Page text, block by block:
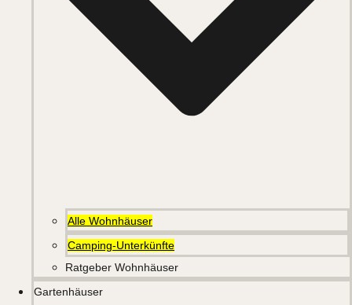
Alle Wohnhäuser
Camping-Unterkünfte
Ratgeber Wohnhäuser
Gartenhäuser